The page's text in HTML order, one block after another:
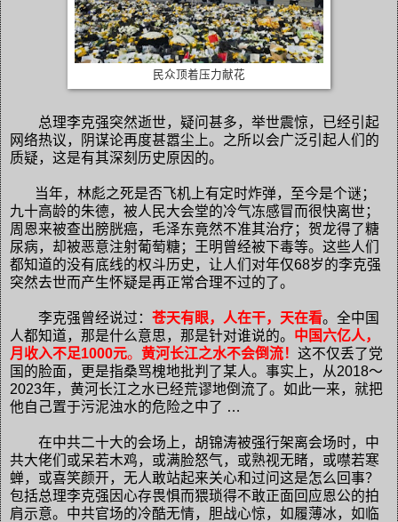
民众顶着压力献花
总理李克强突然逝世，疑问甚多，举世震惊，已经引起
网络热议，阴谋论再度甚嚣尘上。之所以会广泛引起人们的
质疑，这是有其深刻历史原因的。
当年，林彪之死是否飞机上有定时炸弹，至今是个谜；
九十高龄的朱德，被人民大会堂的冷气冻感冒而很快离世；
周恩来被查出膀胱癌，毛泽东竟然不准其治疗；贺龙得了糖
尿病，却被恶意注射葡萄糖；王明曾经被下毒等。这些人们
都知道的没有底线的权斗历史，让人们对年仅68岁的李克强
突然去世而产生怀疑是再正常合理不过的了。
李克强曾经说过： 苍天有眼，人在干，天在看。全中国
人都知道，那是什么意思，那是针对谁说的。 中国六亿人，
月收入不足1000元。 黄河长江之水不会倒流！ 这不仅丢了党
国的脸面，更是指桑骂槐地批判了某人。事实上，从2018～
2023年，黄河长江之水已经荒谬地倒流了。如此一来，就把
他自己置于污泥浊水的危险之中了 …
在中共二十大的会场上，胡锦涛被强行架离会场时，中
共大佬们或呆若木鸡，或满脸怒气，或熟视无睹，或噤若寒
蝉，或喜笑颜开，无人敢站起来关心和过问这是怎么回事？
包括总理李克强因心存畏惧而猥琐得不敢正面回应恩公的拍
肩示意。中共官场的冷酷无情，胆战心惊，如履薄冰，如临